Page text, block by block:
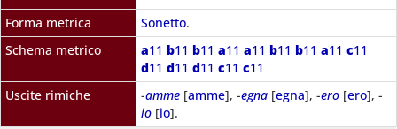
Forma metrica
Sonetto.
Schema metrico
a11 b11 b11a11a11 b11 b11a11c11
d11d11d11c11c11
Uscite rimiche
-amme [amme], -egna [egna], -ero [ero], -
io [io].